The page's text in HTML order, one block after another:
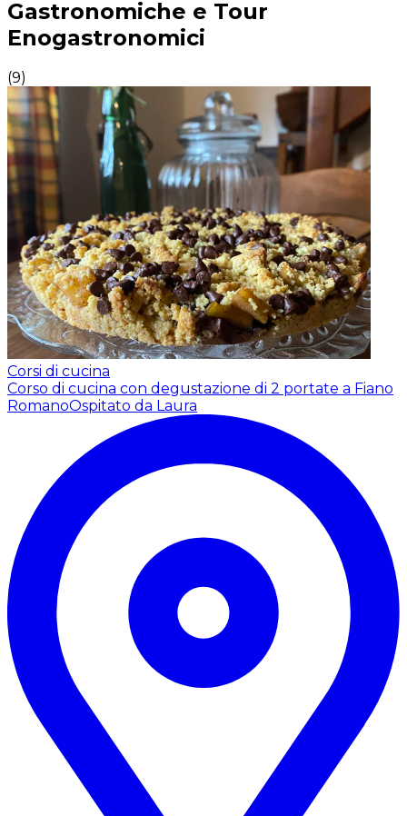
Gastronomiche e Tour
Enogastronomici
(9)
Corsi di cucina
Corso di cucina con degustazione di 2 portate a Fiano
RomanoOspitato da Laura